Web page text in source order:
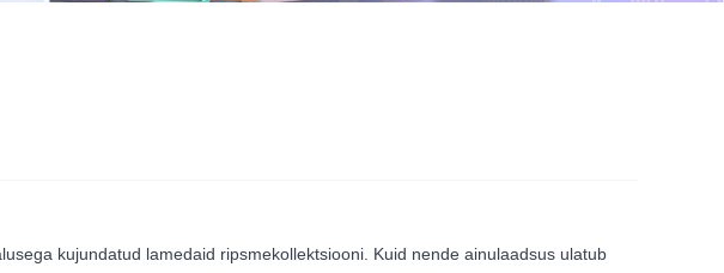
kujundatud lamedaid ripsmekollektsiooni. Kuid nende ainulaadsus ulatub